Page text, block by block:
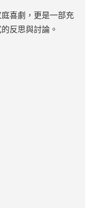
喜劇，更是一部充
反思與討論。